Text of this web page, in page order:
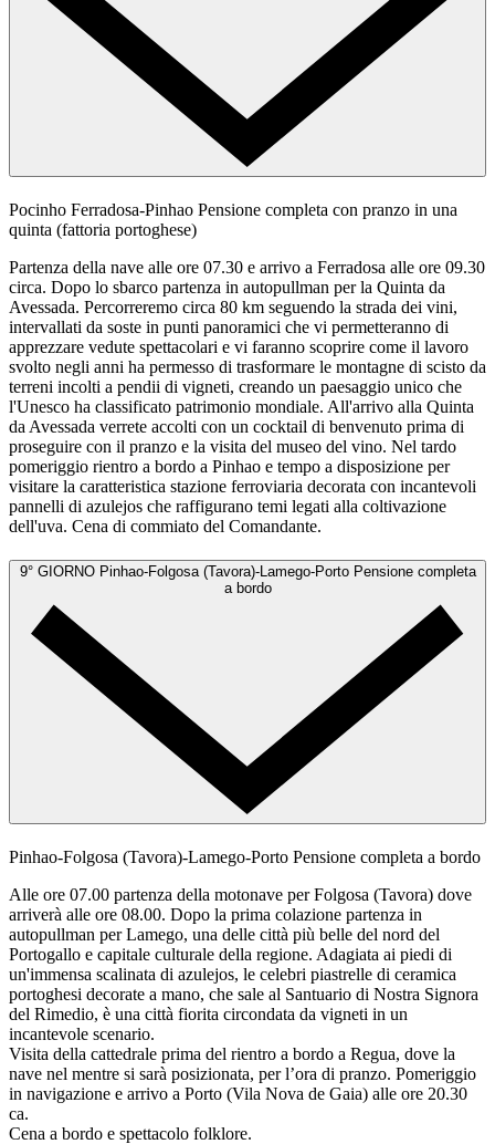
Pocinho Ferradosa-Pinhao Pensione completa con pranzo in una
quinta (fattoria portoghese)
Partenza della nave alle ore 07.30 e arrivo a Ferradosa alle ore 09.30
circa. Dopo lo sbarco partenza in autopullman per la Quinta da
Avessada. Percorreremo circa 80 km seguendo la strada dei vini,
intervallati da soste in punti panoramici che vi permetteranno di
apprezzare vedute spettacolari e vi faranno scoprire come il lavoro
svolto negli anni ha permesso di trasformare le montagne di scisto da
terreni incolti a pendii di vigneti, creando un paesaggio unico che
l'Unesco ha classificato patrimonio mondiale. All'arrivo alla Quinta
da Avessada verrete accolti con un cocktail di benvenuto prima di
proseguire con il pranzo e la visita del museo del vino. Nel tardo
pomeriggio rientro a bordo a Pinhao e tempo a disposizione per
visitare la caratteristica stazione ferroviaria decorata con incantevoli
pannelli di azulejos che raffigurano temi legati alla coltivazione
dell'uva. Cena di commiato del Comandante.
9° GIORNO Pinhao-Folgosa (Tavora)-Lamego-Porto Pensione completa
a bordo
Pinhao-Folgosa (Tavora)-Lamego-Porto Pensione completa a bordo
Alle ore 07.00 partenza della motonave per Folgosa (Tavora) dove
arriverà alle ore 08.00. Dopo la prima colazione partenza in
autopullman per Lamego, una delle città più belle del nord del
Portogallo e capitale culturale della regione. Adagiata ai piedi di
un'immensa scalinata di azulejos, le celebri piastrelle di ceramica
portoghesi decorate a mano, che sale al Santuario di Nostra Signora
del Rimedio, è una città fiorita circondata da vigneti in un
incantevole scenario.
Visita della cattedrale prima del rientro a bordo a Regua, dove la
nave nel mentre si sarà posizionata, per l’ora di pranzo. Pomeriggio
in navigazione e arrivo a Porto (Vila Nova de Gaia) alle ore 20.30
ca.
Cena a bordo e spettacolo folklore.